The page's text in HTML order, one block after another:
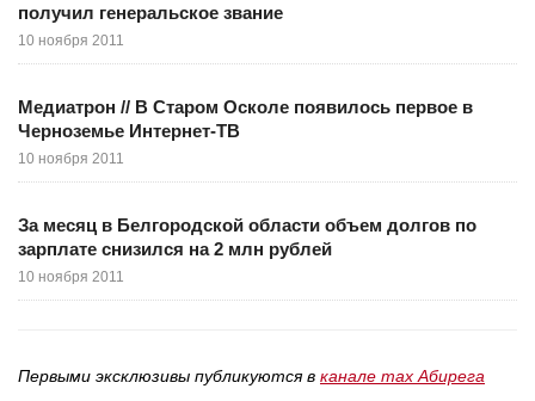
получил генеральское звание
10 ноября 2011
Медиатрон // В Старом Осколе появилось первое в
Черноземье Интернет-ТВ
10 ноября 2011
За месяц в Белгородской области объем долгов по
зарплате снизился на 2 млн рублей
10 ноября 2011
Первыми эксклюзивы публикуются в канале max Абирега